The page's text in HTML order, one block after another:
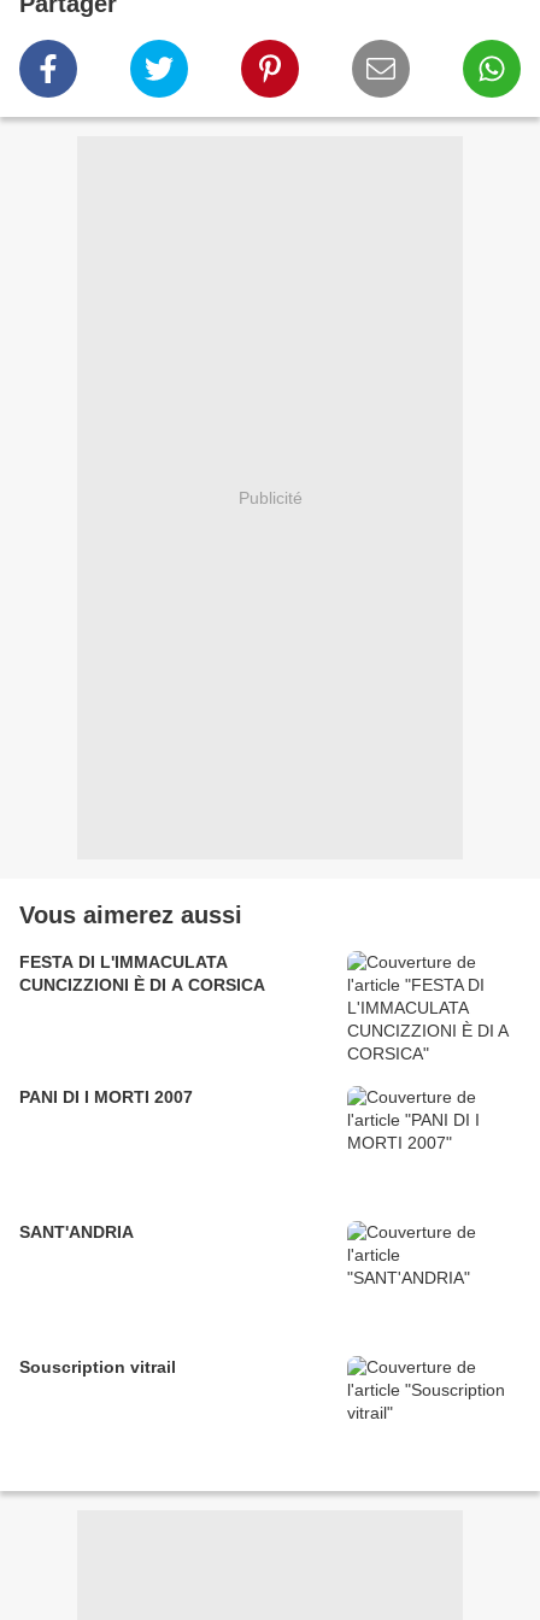
Publicité
Vous aimerez aussi
FESTA DI L'IMMACULATA
CUNCIZZIONI È DI A CORSICA
PANI DI I MORTI 2007
SANT'ANDRIA
Souscription vitrail